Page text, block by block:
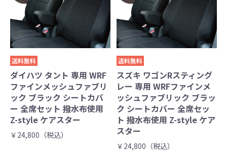
送料無料
ダイハツ タント 専用 WRF
ファインメッシュファブリ
ック ブラック シートカバ
ー 全席セット 撥水布使用
Z-style ケアスター
￥24,800（税込）
送料無料
スズキ ワゴンRスティング
レー 専用 WRFファインメ
ッシュファブリック ブラッ
ク シートカバー 全席セッ
ト 撥水布使用 Z-style ケア
スター
￥24,800（税込）